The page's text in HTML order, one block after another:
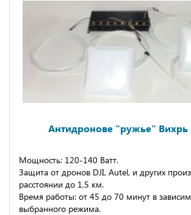
Антидронове "ружье"
Мощность: 120-140 Ватт.
Защита от дронов DJI, Autel, и других
расстоянии до 1,5 км.
Время работы: от 45 до 70 минут в
выбранного режима.